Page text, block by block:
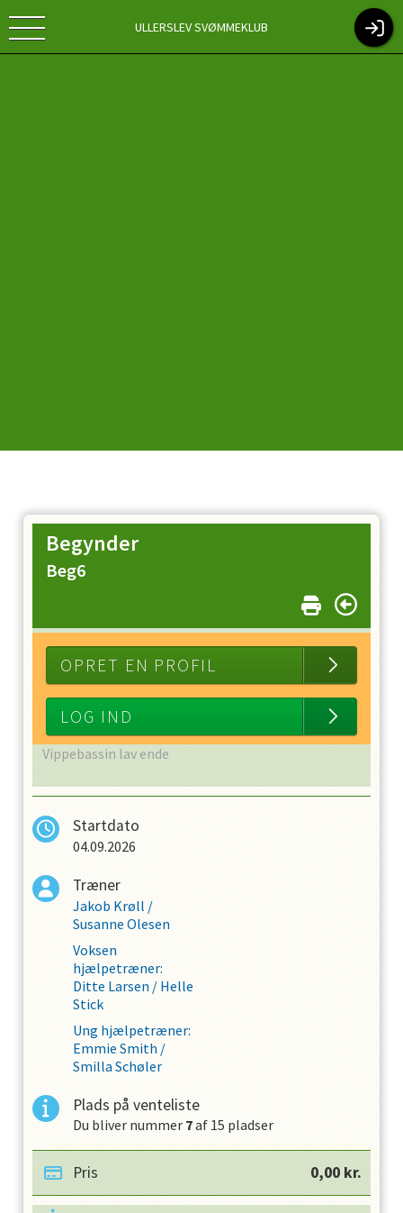
ULLERSLEV SVØMMEKLUB
Begynder
Beg6
OPRET EN PROFIL
LOG IND
Vippebassin lav ende
Startdato
04.09.2026
Træner
Jakob Krøll /
Susanne Olesen
Voksen
hjælpetræner:
Ditte Larsen / Helle
Stick
Ung hjælpetræner:
Emmie Smith /
Smilla Schøler
Plads på venteliste
Du bliver nummer 7af 15 pladser
Pris 0,00 kr.